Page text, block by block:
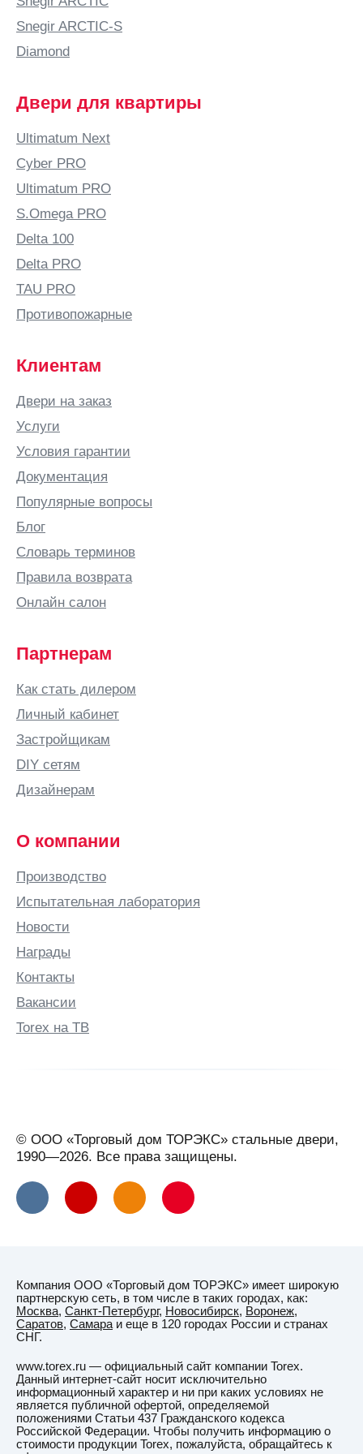
Б
Бабяково
Баку
Балаково
Балашиха
Балашов
Балтай
Барановичи
Барнаул
Барыш
Батайск
Белая
Калитва
Белгород
Белово
Белозерск
Белорецк
Белореченск
Березники
Бийск
Бишкек
Благовещенск
Богородск
Братск
Брянск
Бугуруслан
Буденновск
Бузулук
Бутурлино
В
Валдай
Великие
Луки
Верхняя
Видное
Владивосток
Владикавказ
Владимирская
область
ВНИИССОК
Водный
Snegir ARCTIC-S
Diamond
Двери для квартиры
Ultimatum Next
Cyber PRO
Ultimatum PRO
S.Omega PRO
Delta 100
Delta PRO
TAU PRO
Противопожарные
Клиентам
Двери на заказ
Услуги
Условия гарантии
Документация
Популярные вопросы
Блог
Словарь терминов
Правила возврата
Онлайн салон
Партнерам
Как стать дилером
Личный кабинет
Застройщикам
DIY сетям
Дизайнерам
О компании
Производство
Испытательная лаборатория
Новости
Награды
Контакты
Вакансии
Torex на ТВ
© ООО «Торговый дом ТОРЭКС» стальные двери,
1990—2026. Все права защищены.
Компания ООО «Торговый дом ТОРЭКС» имеет широкую
партнерскую сеть, в том числе в таких городах, как:
Москва, Санкт-Петербург, Новосибирск, Воронеж,
Саратов, Самара и еще в 120 городах России и странах
СНГ.
www.torex.ru — официальный сайт компании Torex.
Данный интернет-сайт носит исключительно
информационный характер и ни при каких условиях не
является публичной офертой, определяемой
положениями Статьи 437 Гражданского кодекса
Российской Федерации. Чтобы получить информацию о
стоимости продукции Torex, пожалуйста, обращайтесь к